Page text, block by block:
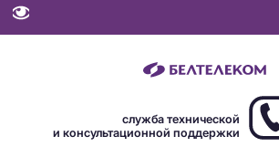
служба технической
и консультационной поддержки